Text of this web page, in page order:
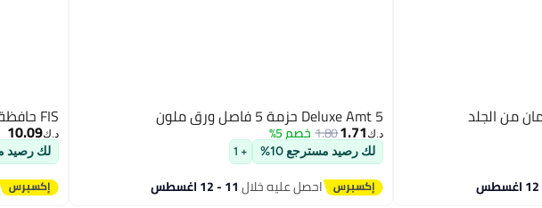
من الجلد Deluxe Amt 5 حزمة 5 فاصل ورق ملون
د.ك‏1.71
1.80خصم 5%
لك رصيد مسترجع 10% + 1
احصل عليه خلال11 - 12 اغسطس
FIS حافظة بطاقات، شفافة B7 - FSCIB7، 40 قطعة
د.ك‏10.09
لك رصيد